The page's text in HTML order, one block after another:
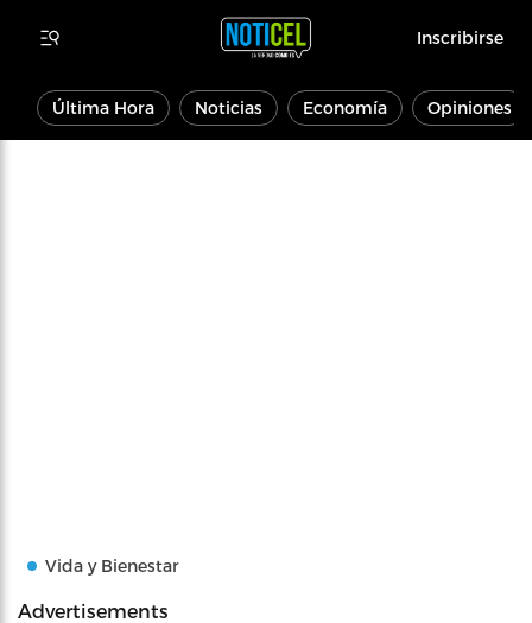
Inscribirse
Última Hora Noticias Economía Opiniones
Vida y Bienestar
Advertisements